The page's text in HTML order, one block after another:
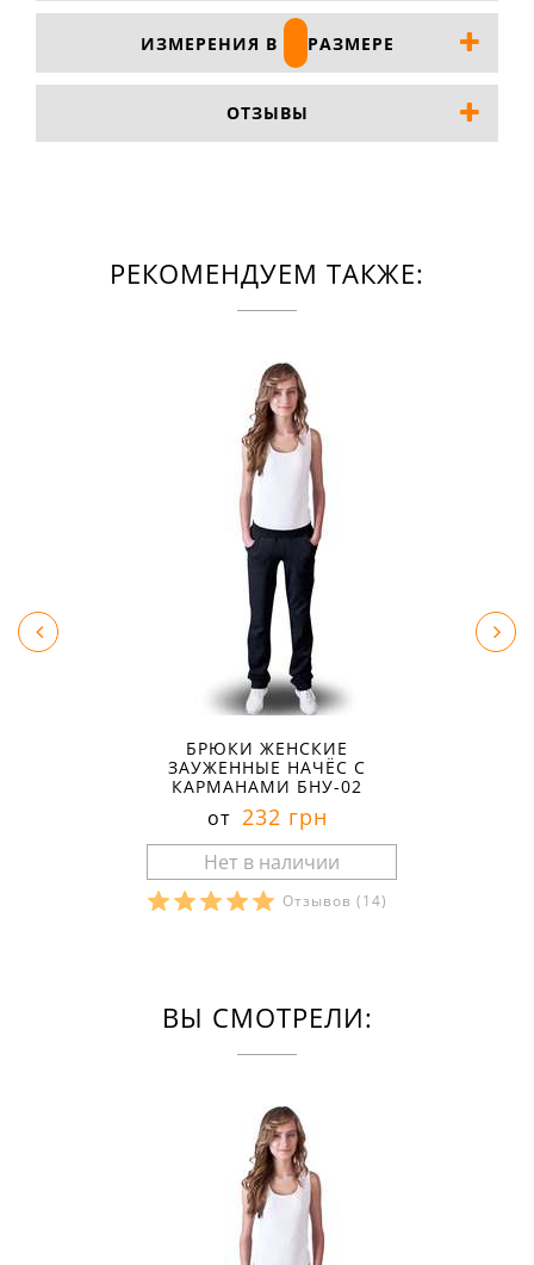
ИЗМЕРЕНИЯ В РАЗМЕРЕ
ОТЗЫВЫ
РЕКОМЕНДУЕМ ТАКЖЕ:
БРЮКИ ЖЕНСКИЕ
ЗАУЖЕННЫЕ НАЧЁС С
КАРМАНАМИ БНУ-02
от 232 грн
Отзывов (14)
ВЫ СМОТРЕЛИ: